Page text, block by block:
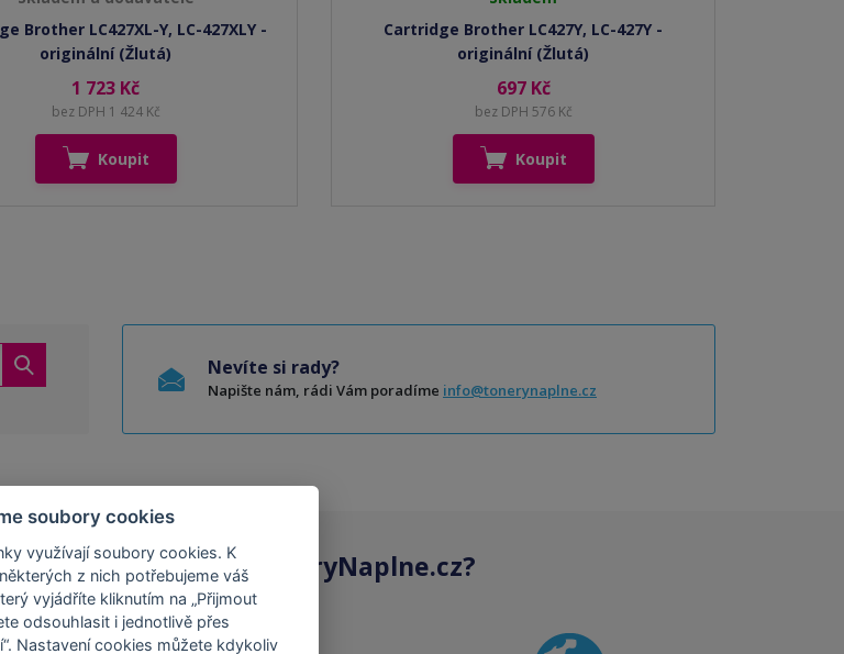
Brother LC427XL-Y, LC-427XLY -
originální (Žlutá)
1 723 Kč
bez DPH 1 424 Kč
Koupit
Cartridge Brother LC427Y, LC-427Y -
originální (Žlutá)
697 Kč
bez DPH 576 Kč
Koupit
Nevíte si rady?
Napište nám, rádi Vám poradíme info@tonerynaplne.cz
kazetyna ToneryNaplne.cz?
soubory cookies
využívají soubory cookies. K
z nich potřebujeme váš
vyjádříte kliknutím na „Přijmout
odsouhlasit i jednotlivě přes
Nastavení cookies můžete kdykoliv